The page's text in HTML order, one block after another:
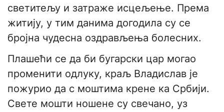
светитељу и затраже исцељење. Према
житију, у тим данима догодила су се
бројна чудесна оздрављења болесних.
Плашећи се да би бугарски цар могао
променити одлуку, краљ Владислав је
пожурио да с моштима крене ка Србији.
Свете мошти ношене су свечано, уз